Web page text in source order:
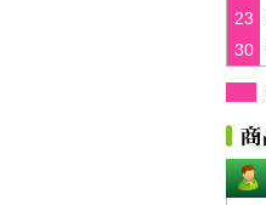
23
30